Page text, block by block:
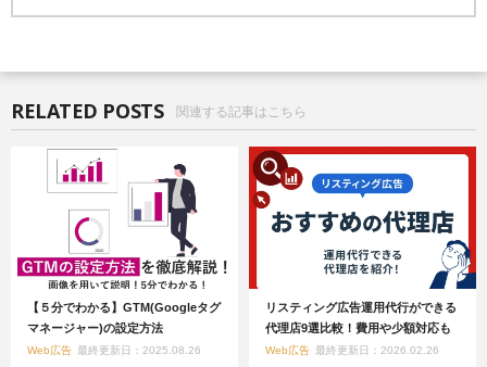
RELATED POSTS 関連する記事はこちら
【５分でわかる】GTM(Googleタグ
マネージャー)の設定方法
Web広告 最終更新日：2025.08.26
リスティング広告運用代行ができる
代理店9選比較！費用や少額対応も
Web広告 最終更新日：2026.02.26